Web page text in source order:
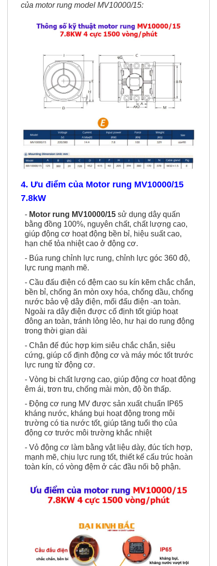
của motor rung model MV10000/15:
4. Ưu điểm của Motor rung MV10000/15
7.8kW
- Motor rung MV10000/15 sử dụng dây quấn
bằng đồng 100%, nguyên chất, chất lượng cao,
giúp động cơ hoạt động bền bỉ, hiệu suất cao,
hạn chế tỏa nhiệt cao ở động cơ.
- Búa rung chỉnh lực rung, chỉnh lực góc 360 độ,
lực rung mạnh mẽ.
- Cầu đấu điện có đệm cao su kín kẽm chắc chắn,
bền bỉ, chống ăn mòn oxy hóa, chống dầu, chống
nước bảo vệ dây điện, mối đấu điện -an toàn.
Ngoài ra dây điện được cố định tốt giúp hoạt
đông an toàn, tránh lỏng lẻo, hư hại do rung động
trong thời gian dài
- Chân đế đúc hợp kim siêu chắc chắn, siêu
cứng, giúp cố định động cơ và máy móc tốt trước
lực rung từ động cơ.
- Vòng bi chất lượng cao, giúp động cơ hoạt động
êm ái, trơn tru, chống mài mòn, độ ồn thấp.
- Động cơ rung MV được sản xuất chuẩn IP65
kháng nước, kháng bụi hoạt động trong môi
trường có tia nước tốt, giúp tăng tuổi thọ của
động cơ trước môi trường khắc nhiệt
- Vỏ động cơ làm bằng vật liệu dày, đúc tích hợp,
mạnh mẽ, chịu lực rung tốt, thiết kế cấu trúc hoàn
toàn kín, có vòng đệm ở các đầu nối bộ phận.